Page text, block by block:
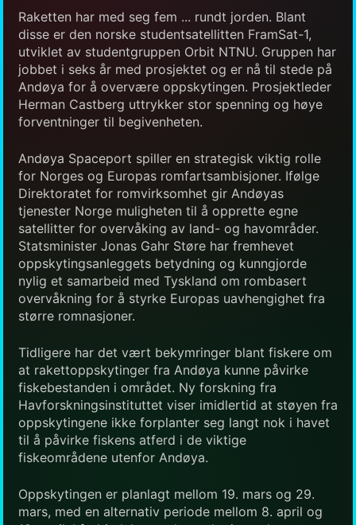
Raketten har med seg fem ... rundt jorden. Blant
disse er den norske studentsatellitten FramSat-1,
utviklet av studentgruppen Orbit NTNU. Gruppen har
jobbet i seks år med prosjektet og er nå til stede på
Andøya for å overvære oppskytingen. Prosjektleder
Herman Castberg uttrykker stor spenning og høye
forventninger til begivenheten.
Andøya Spaceport spiller en strategisk viktig rolle
for Norges og Europas romfartsambisjoner. Ifølge
Direktoratet for romvirksomhet gir Andøyas
tjenester Norge muligheten til å opprette egne
satellitter for overvåking av land- og havområder.
Statsminister Jonas Gahr Støre har fremhevet
oppskytingsanleggets betydning og kunngjorde
nylig et samarbeid med Tyskland om rombasert
overvåkning for å styrke Europas uavhengighet fra
større romnasjoner.
Tidligere har det vært bekymringer blant fiskere om
at rakettoppskytinger fra Andøya kunne påvirke
fiskebestanden i området. Ny forskning fra
Havforskningsinstituttet viser imidlertid at støyen fra
oppskytingene ikke forplanter seg langt nok i havet
til å påvirke fiskens atferd i de viktige
fiskeområdene utenfor Andøya.
Oppskytingen er planlagt mellom 19. mars og 29.
mars, med en alternativ periode mellom 8. april og